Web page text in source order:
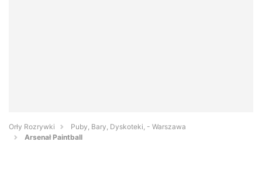
Orły Rozrywki
Puby, Bary, Dyskoteki, - Warszawa
Arsenał Paintball